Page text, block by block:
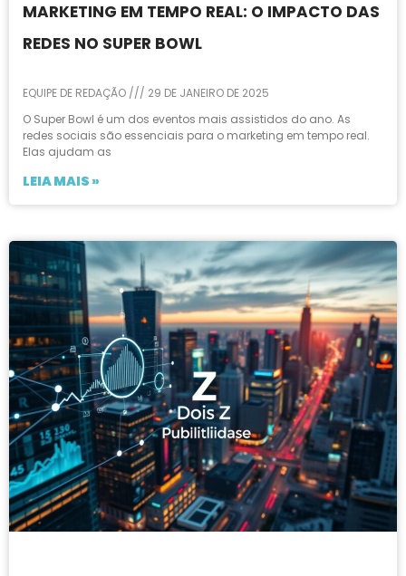
MARKETING EM TEMPO REAL: O IMPACTO DAS
REDES NO SUPER BOWL
EQUIPE DE REDAÇÃO
29 DE JANEIRO DE 2025
O Super Bowl é um dos eventos mais assistidos do ano. As
redes sociais são essenciais para o marketing em tempo real.
Elas ajudam as
LEIA MAIS »